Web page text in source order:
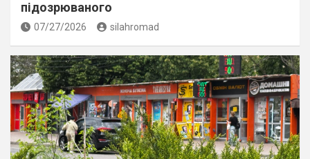
підозрюваного
07/27/2026 silahromad